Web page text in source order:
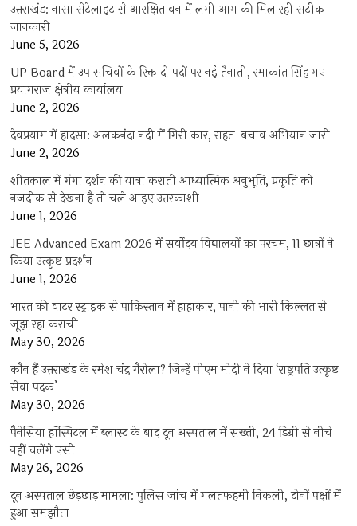
उत्तराखंड: नासा सेटेलाइट से आरक्षित वन में लगी आग की मिल रही सटीक
जानकारी
June 5, 2026
UP Board में उप सचिवों के रिक्त दो पदों पर नई तैनाती, रमाकांत सिंह गए
प्रयागराज क्षेत्रीय कार्यालय
June 2, 2026
देवप्रयाग में हादसा: अलकनंदा नदी में गिरी कार, राहत-बचाव अभियान जारी
June 2, 2026
शीतकाल में गंगा दर्शन की यात्रा कराती आध्यात्मिक अनुभूति, प्रकृति को
नजदीक से देखना है तो चले आइए उत्तरकाशी
June 1, 2026
JEE Advanced Exam 2026 में सर्वोदय विद्यालयों का परचम, 11 छात्रों ने
किया उत्कृष्ट प्रदर्शन
June 1, 2026
भारत की वाटर स्ट्राइक से पाकिस्तान में हाहाकार, पानी की भारी किल्लत से
जूझ रहा कराची
May 30, 2026
कौन हैं उत्तराखंड के रमेश चंद्र गैरोला? जिन्हें पीएम मोदी ने दिया ‘राष्ट्रपति उत्कृष्ट
सेवा पदक’
May 30, 2026
पैनेसिया हॉस्पिटल में ब्लास्ट के बाद दून अस्पताल में सख्ती, 24 डिग्री से नीचे
नहीं चलेंगे एसी
May 26, 2026
दून अस्पताल छेड़छाड़ मामला: पुलिस जांच में गलतफहमी निकली, दोनों पक्षों में
हुआ समझौता